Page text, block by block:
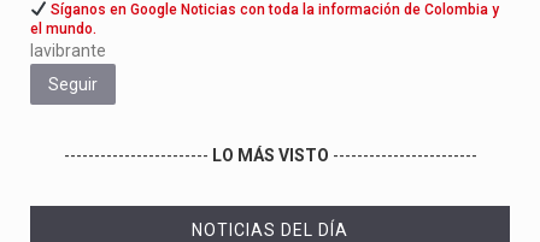
Síganos en Google Noticias con toda la información de Colombia y
el mundo.
lavibrante
Seguir
------------------------ LO MÁS VISTO ------------------------
NOTICIAS DEL DÍA